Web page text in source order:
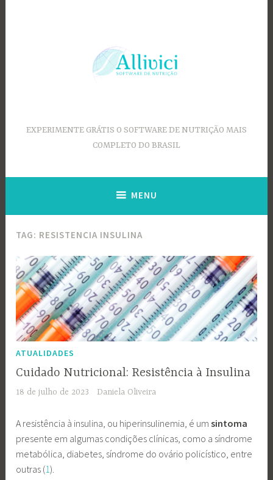
EXPERIMENTE GRÁTIS O SOFTWARE DE NUTRIÇÃO MAIS
COMPLETO DO BRASIL
MENU
TAG: RESISTENCIA INSULINA
ATUALIDADES
Cuidado Nutricional: Resistência à Insulina
18 de julho de 2023 Daniela Oliveira
A resistência à insulina, ou hiperinsulinemia, é umsintoma
presente em algumas condições clínicas, como a síndrome
metabólica, diabetes, síndrome do ovário policístico, entre
outras (1).